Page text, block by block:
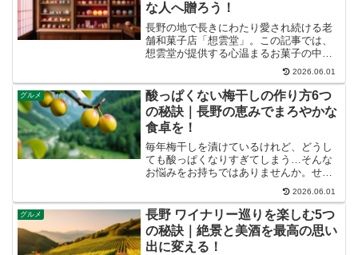
な人へ贈ろう！
長野の地で長きにわたり愛され続ける老
舗和菓子店「想雲堂」。この記事では、
想雲堂が提供する心温まるお菓子の中で
も、特に地元の人々に親しまれる「おや
き」に焦点を当て、その深い魅力と選ぶ
ポイントを徹底解説します。この記事を
読み終える頃には、長野の...
2026.06.01
グルメ
酸っぱくない梅干しの作り方6つ
の秘訣｜長野の恵みでまろやかな
食卓を！
毎年梅干しを漬けているけれど、どうし
ても酸っぱくなりすぎてしまう…そんな
お悩みをお持ちではありませんか。せっ
かくの手作り梅干し、もっとまろやかで
食べやすい味に仕上げたいと願うのは当
然のことでしょう。この記事では、長野
の豊かな自然が育む梅の魅...
2026.06.01
グルメ
長野 ワイナリー巡りを楽しむ5つ
の秘訣｜絶景と美酒を最高の思い
出に変える！